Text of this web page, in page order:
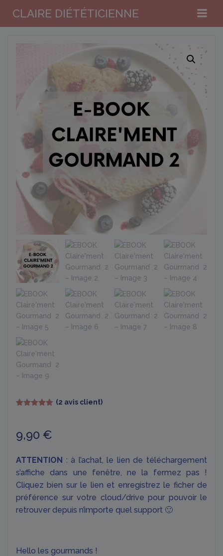
au
contenu
CLAIRE DIÉTÉTICIENNE
notations
client
(2 avis client)
9,90 €
ATTENTION : à l’achat, le lien de téléchargement
s’affiche dans une fenêtre, ne la fermez pas !
Cliquez bien sur le lien et enregistrez le ficher de
préférence sur votre cloud/drive pour pouvoir le
retrouver depuis n’importe quel support 🙂
Hello les gourmands !